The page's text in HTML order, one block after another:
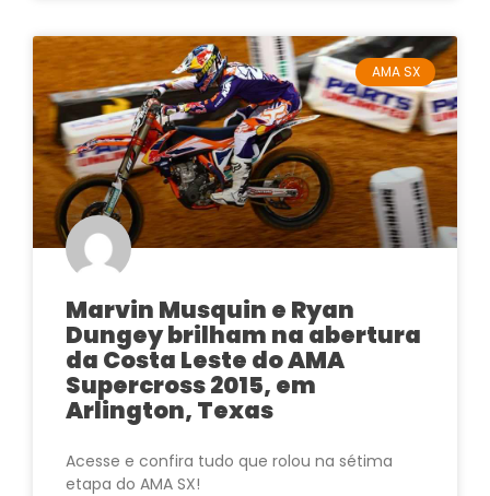
AMA SX
Marvin Musquin e Ryan
Dungey brilham na abertura
da Costa Leste do AMA
Supercross 2015, em
Arlington, Texas
Acesse e confira tudo que rolou na sétima
etapa do AMA SX!